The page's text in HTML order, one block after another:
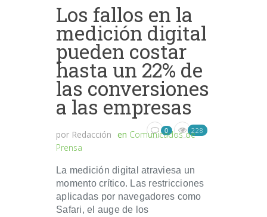
Los fallos en la
medición digital
pueden costar
hasta un 22% de
las conversiones
a las empresas
por Redacción en Comunicados de
Prensa
0 228
La medición digital atraviesa un
momento crítico. Las restricciones
aplicadas por navegadores como
Safari, el auge de los